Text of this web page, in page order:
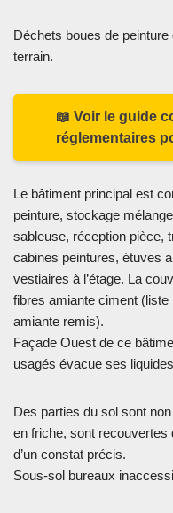
Déchets boues de
terrain.
📖 Voir le guide
réglementaires
Le bâtiment principal est
peinture, stockage
sableuse, réception pièce,
cabines peintures, étuves
vestiaires à l’étage. La
fibres amiante ciment
amiante remis).
Façade Ouest de ce
usagés évacue ses
Des parties du sol sont
en friche, sont recouvertes
d’un constat précis.
Sous-sol bureaux